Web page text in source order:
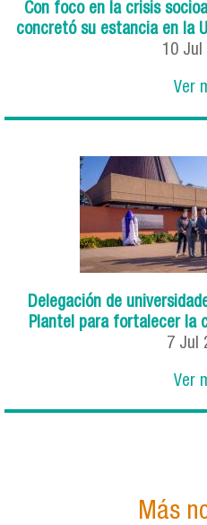
Con foco en la crisis
concretó su estancia en la
10 Jul
Ver
Delegación de
Plantel para fortalecer la
7 Jul
Ver
Más